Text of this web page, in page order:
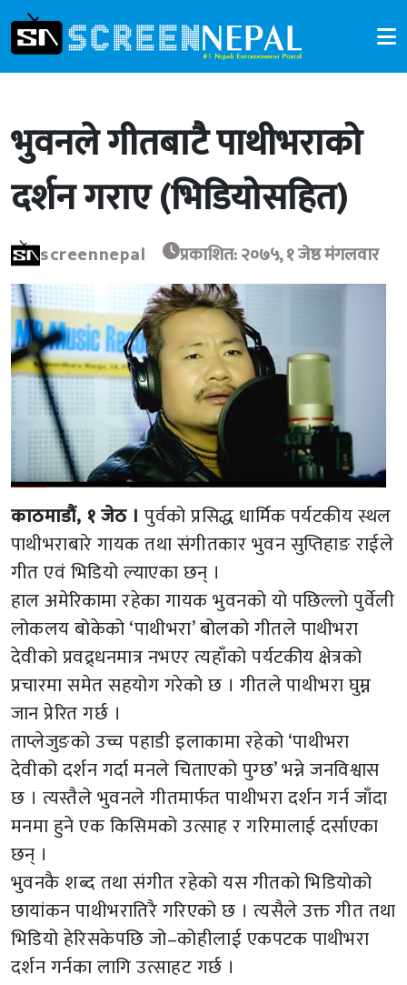
भुवनले गीतबाटै पाथीभराको
दर्शन गराए (भिडियोसहित)
screennepal प्रकाशित: २०७५, १ जेष्ठ मंगलवार
काठमाडौं, १ जेठ । पुर्वको प्रसिद्ध धार्मिक पर्यटकीय स्थल
पाथीभराबारे गायक तथा संगीतकार भुवन सुप्तिहाङ राईले
गीत एवं भिडियो ल्याएका छन् ।
हाल अमेरिकामा रहेका गायक भुवनको यो पछिल्लो पुर्वेली
लोकलय बोकेको ‘पाथीभरा’ बोलको गीतले पाथीभरा
देवीको प्रवद्र्धनमात्र नभएर त्यहाँको पर्यटकीय क्षेत्रको
प्रचारमा समेत सहयोग गरेको छ । गीतले पाथीभरा घुम्न
जान प्रेरित गर्छ ।
ताप्लेजुङको उच्च पहाडी इलाकामा रहेको ‘पाथीभरा
देवीको दर्शन गर्दा मनले चिताएको पुग्छ’ भन्ने जनविश्वास
छ । त्यस्तैले भुवनले गीतमार्फत पाथीभरा दर्शन गर्न जाँदा
मनमा हुने एक किसिमको उत्साह र गरिमालाई दर्साएका
छन् ।
भुवनकै शब्द तथा संगीत रहेको यस गीतको भिडियोको
छायांकन पाथीभरातिरै गरिएको छ । त्यसैले उक्त गीत तथा
भिडियो हेरिसकेपछि जो–कोहीलाई एकपटक पाथीभरा
दर्शन गर्नका लागि उत्साहट गर्छ ।